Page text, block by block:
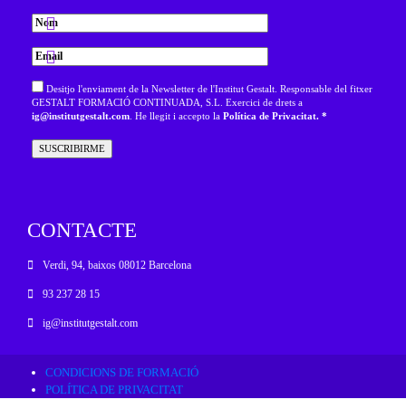
Desitjo l'enviament de la Newsletter de l'Institut Gestalt. Responsable del fitxer
GESTALT FORMACIÓ CONTINUADA, S.L. Exercici de drets a
ig@institutgestalt.com. He llegit i accepto la Política de Privacitat. *
CONTACTE
Verdi, 94, baixos 08012 Barcelona
93 237 28 15
ig@institutgestalt.com
CONDICIONS DE FORMACIÓ
POLÍTICA DE PRIVACITAT